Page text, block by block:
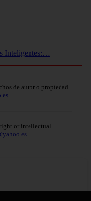
Inteligentes:…
de autor o propiedad
.
or intellectual
.